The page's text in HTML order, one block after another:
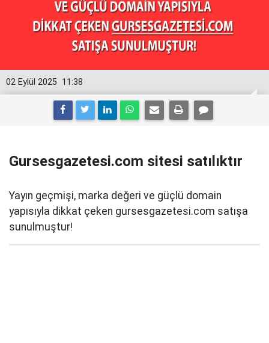
11:38
02 Eylül 2025
Gursesgazetesi.com sitesi satılıktır
Yayın geçmişi, marka değeri ve güçlü domain
yapısıyla dikkat çeken gursesgazetesi.com satışa
sunulmuştur!